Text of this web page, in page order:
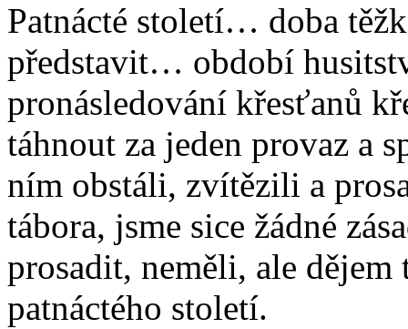
Patnácté století… doba
představit… období
pronásledování křesťanů
táhnout za jeden provaz a
ním obstáli, zvítězili a
tábora, jsme sice žádné
prosadit, neměli, ale dějem
patnáctého století.